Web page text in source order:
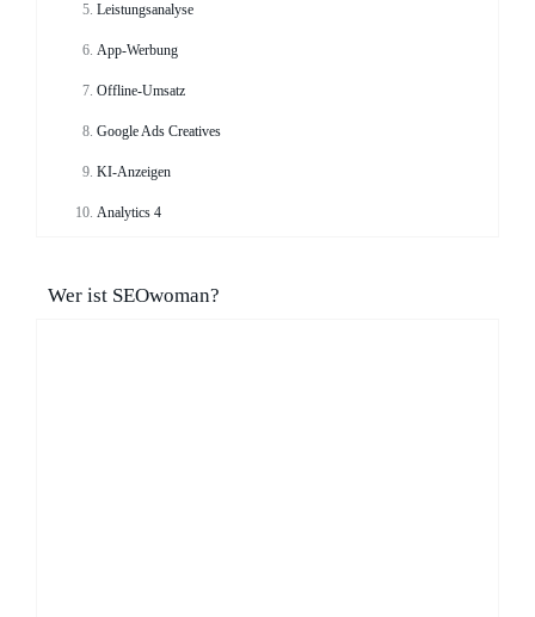
Leistungsanalyse
App-Werbung
Offline-Umsatz
Google Ads Creatives
KI-Anzeigen
Analytics 4
Wer ist SEOwoman?